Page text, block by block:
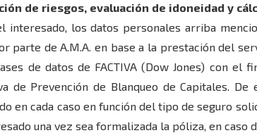
de riesgos, evaluación de idoneidad y
interesado, los datos personales arriba
parte de A.M.A. en base a la prestación del
de datos de FACTIVA (Dow Jones) con
de Prevención de Blanqueo de Capitales.
en cada caso en función del tipo de seguro
una vez sea formalizada la póliza, en